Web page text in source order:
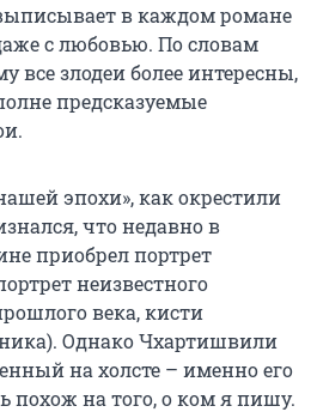
в каждом романе
с любовью. По словам
все злодеи более интересны,
предсказуемые
эпохи», как окрестили
что недавно в
приобрел портрет
неизвестного
века, кисти
Однако Чхартишвили
на холсте – именно его
похож на того, о ком я пишу.